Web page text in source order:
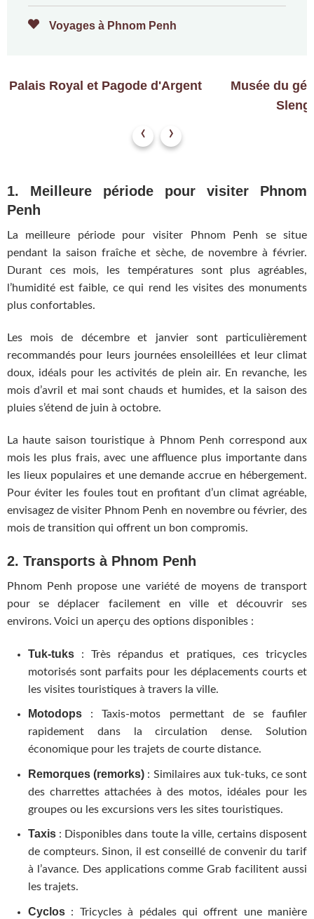
Voyages à Phnom Penh
Palais Royal et Pagode d'Argent
Musée du
Sleng
‹ ›
1. Meilleure période pour visiter Phnom
Penh
La meilleure période pour visiter Phnom Penh se situe
pendant la saison fraîche et sèche, de novembre à février.
Durant ces mois, les températures sont plus agréables,
l’humidité est faible, ce qui rend les visites des monuments
plus confortables.
Les mois de décembre et janvier sont particulièrement
recommandés pour leurs journées ensoleillées et leur climat
doux, idéals pour les activités de plein air. En revanche, les
mois d’avril et mai sont chauds et humides, et la saison des
pluies s’étend de juin à octobre.
La haute saison touristique à Phnom Penh correspond aux
mois les plus frais, avec une affluence plus importante dans
les lieux populaires et une demande accrue en hébergement.
Pour éviter les foules tout en profitant d’un climat agréable,
envisagez de visiter Phnom Penh en novembre ou février, des
mois de transition qui offrent un bon compromis.
2. Transports à Phnom Penh
Phnom Penh propose une variété de moyens de transport
pour se déplacer facilement en ville et découvrir ses
environs. Voici un aperçu des options disponibles :
Tuk-tuks: Très répandus et pratiques, ces tricycles
motorisés sont parfaits pour les déplacements courts et
les visites touristiques à travers la ville.
Motodops: Taxis-motos permettant de se faufiler
rapidement dans la circulation dense. Solution
économique pour les trajets de courte distance.
Remorques (remorks) : Similaires aux tuk-tuks, ce sont
des charrettes attachées à des motos, idéales pour les
groupes ou les excursions vers les sites touristiques.
Taxis: Disponibles dans toute la ville, certains disposent
de compteurs. Sinon, il est conseillé de convenir du tarif
à l’avance. Des applications comme Grab facilitent aussi
les trajets.
Cyclos: Tricycles à pédales qui offrent une manière